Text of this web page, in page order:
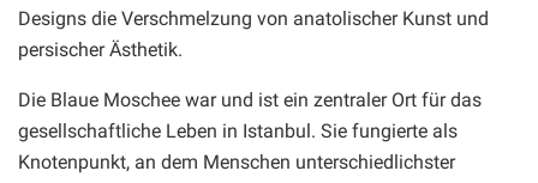
Designs die Verschmelzung von anatolischer Kunst und
persischer Ästhetik.
Die Blaue Moschee war und ist ein zentraler Ort für das
gesellschaftliche Leben in Istanbul. Sie fungierte als
Knotenpunkt, an dem Menschen unterschiedlichster